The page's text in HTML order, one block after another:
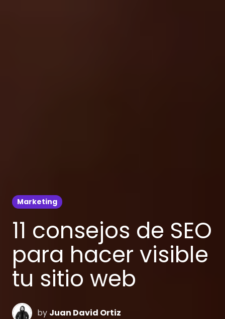
Marketing
11 consejos de SEO
para hacer visible
tu sitio web
by Juan David Ortiz